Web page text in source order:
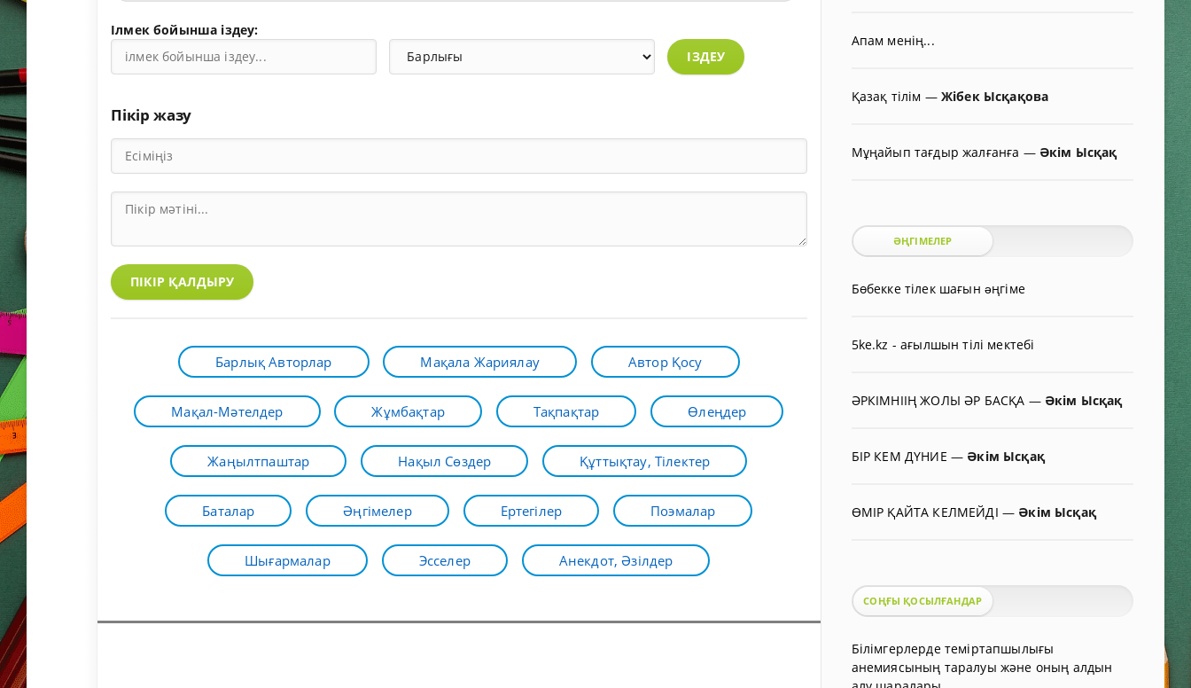
Ілмек бойынша іздеу:
ІЗДЕУ
Пікір жазу
ПІКІР ҚАЛДЫРУ
Барлық Авторлар Мақала Жариялау Автор Қосу
Мақал-Мәтелдер Жұмбақтар Тақпақтар Өлеңдер
Жаңылтпаштар Нақыл Сөздер Құттықтау, Тілектер
Баталар Әңгімелер Ертегілер Поэмалар
Шығармалар Эсселер Анекдот, Әзілдер
Апам менің...
Қазақ тілім — Жібек Ысқақова
Мұңайып тағдыр жалғанға — Әкім Ысқақ
ӘҢГІМЕЛЕР
Бөбекке тілек шағын əңгіме
5ke.kz - ағылшын тілі мектебі
ӘРКІМНІІҢ ЖОЛЫ ӘР БАСҚА — Әкім Ысқақ
БІР КЕМ ДҮНИЕ — Әкім Ысқақ
ӨМІР ҚАЙТА КЕЛМЕЙДІ — Әкім Ысқақ
СОҢҒЫ ҚОСЫЛҒАНДАР
Білімгерлерде теміртапшылығы
анемиясының таралуы және оның алдын